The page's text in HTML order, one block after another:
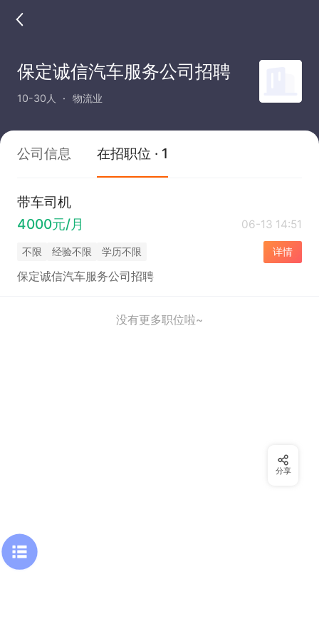
保定诚信汽车服务公司招聘
10-30人 物流业
公司信息 在招职位 · 1
带车司机
4000元/月
06-13 14:51
不限 经验不限 学历不限 详情
保定诚信汽车服务公司招聘
没有更多职位啦~
分享